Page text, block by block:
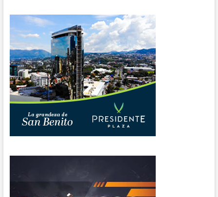
construcción
en
Hong
Kong